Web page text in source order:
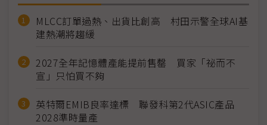
MLCC訂單過熱、出貨比創高 村田示警全球AI基
建熱潮將趨緩
2027全年記憶體產能提前售罄 買家「祕而不
宣」只怕買不夠
英特爾EMIB良率達標 聯發科第2代ASIC產品
2028準時量產